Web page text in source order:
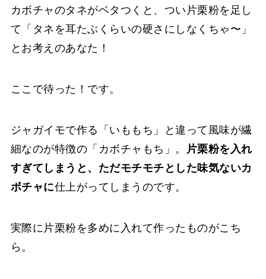
カボチャのタネがベタつくと、つい片栗粉を足し
て「タネを耳たぶくらいの硬さにしなくちゃ〜」
とお考えのあなた！
ここで待った！です。
ジャガイモで作る「いももち」と違って風味が繊
細なのが特徴の「カボチャもち」。
片栗粉を入れ
すぎてしまうと、ただモチモチとした味気ないカ
ボチャに仕上がってしまうのです。
実際に片栗粉を多めに入れて作ったものがこち
ら。